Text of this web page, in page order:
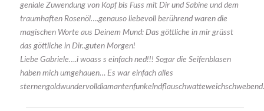
geniale Zuwendung von Kopf bis Fuss mit Dir und Sabine und dem
traumhaften Rosenöl….genauso liebevoll berührend waren die
magischen Worte aus Deinem Mund: Das göttliche in mir grüsst
das göttliche in Dir..guten Morgen!
Liebe Gabriele….i woass s einfach ned!!! Sogar die Seifenblasen
haben mich umgehauen… Es war einfach alles